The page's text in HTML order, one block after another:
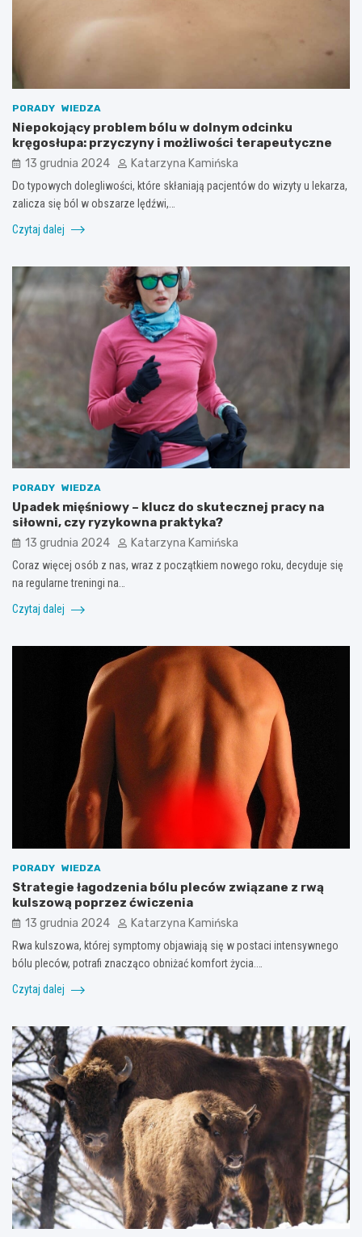
PORADY WIEDZA
Niepokojący problem bólu w dolnym odcinku
kręgosłupa: przyczyny i możliwości terapeutyczne
13 grudnia 2024 Katarzyna Kamińska
Do typowych dolegliwości, które skłaniają pacjentów do wizyty u lekarza,
zalicza się ból w obszarze lędźwi,…
Czytaj dalej
PORADY WIEDZA
Upadek mięśniowy – klucz do skutecznej pracy na
siłowni, czy ryzykowna praktyka?
13 grudnia 2024 Katarzyna Kamińska
Coraz więcej osób z nas, wraz z początkiem nowego roku, decyduje się
na regularne treningi na…
Czytaj dalej
PORADY WIEDZA
Strategie łagodzenia bólu pleców związane z rwą
kulszową poprzez ćwiczenia
13 grudnia 2024 Katarzyna Kamińska
Rwa kulszowa, której symptomy objawiają się w postaci intensywnego
bólu pleców, potrafi znacząco obniżać komfort życia.…
Czytaj dalej